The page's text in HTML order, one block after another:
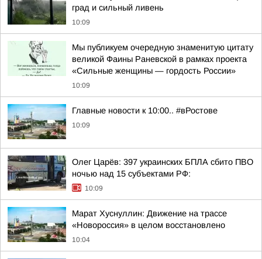
град и сильный ливень
10:09
Мы публикуем очередную знаменитую цитату
великой Фаины Раневской в рамках проекта
«Сильные женщины — гордость России»
10:09
Главные новости к 10:00.. #вРостове
10:09
Олег Царёв: 397 украинских БПЛА сбито ПВО
ночью над 15 субъектами РФ:
10:09
Марат Хуснуллин: Движение на трассе
«Новороссия» в целом восстановлено
10:04